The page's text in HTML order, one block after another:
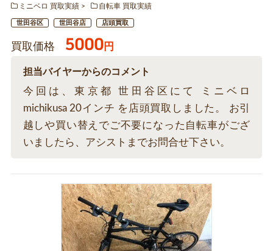
ミニベロ 買取実績
自転車 買取実績
世田谷区 世田谷店 店頭買取
買取価格 5000円
担当バイヤーからのコメント
今回は、東京都 世田谷区にて ミニベロ
michikusa 20インチ を店頭買取しました。 お引
越しや買い替えでご不要になった自転車がござ
いましたら、アシストまでお問合せ下さい。